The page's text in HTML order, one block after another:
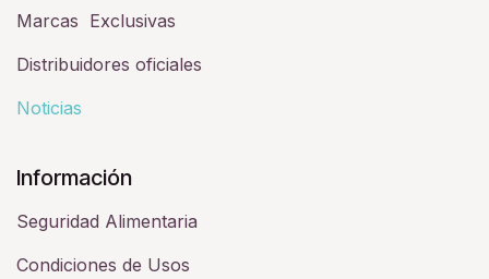
Marcas Exclusivas
Distribuidores oficiales
Noticias
Información
Seguridad Alimentaria
Condiciones de Usos